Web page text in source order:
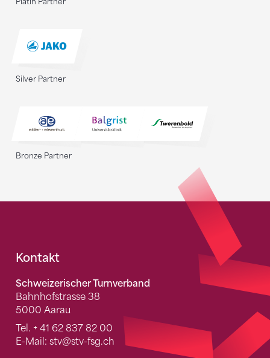
Silver Partner
Bronze Partner
Fusszeile
Kontakt
Schweizerischer Turnverband
Bahnhofstrasse 38
5000 Aarau
Tel. + 41 62 837 82 00
E-Mail: stv@stv-fsg.ch